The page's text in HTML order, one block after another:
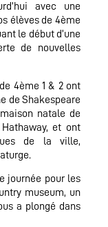
avec une
élèves de 4ème
le début d’une
de nouvelles
4ème 1 & 2 ont
de Shakespeare
natale de
et ont
de la ville,
journée pour les
museum, un
a plongé dans